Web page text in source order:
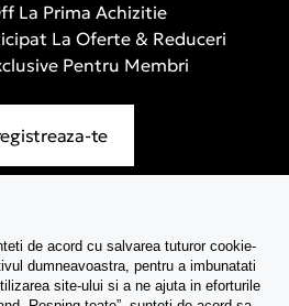
La Prima Achizitie
La Oferte & Reduceri
Pentru Membri
te
de acord cu salvarea tuturor cookie-
dumneavoastra, pentru a imbunatati
site-ului si a ne ajuta in eforturile